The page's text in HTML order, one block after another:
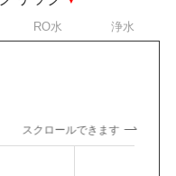
RO水 浄水
スクロールできます